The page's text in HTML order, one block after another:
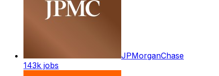
JPMorganChase
143k jobs